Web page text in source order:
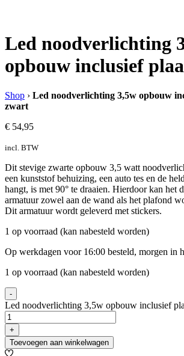
Led noodverlichting
opbouw inclusief
Shop › Led noodverlichting 3,5w opbouw
zwart
€ 54,95
incl. BTW
Dit stevige zwarte opbouw 3,5 watt
een kunststof behuizing, een auto tes en de
hangt, is met 90° te draaien. Hierdoor kan het
armatuur zowel aan de wand als het plafond
Dit armatuur wordt geleverd met stickers.
1 op voorraad (kan nabesteld worden)
Op werkdagen voor 16:00 besteld, morgen in
1 op voorraad (kan nabesteld worden)
-
Led noodverlichting 3,5w opbouw inclusief
+
Toevoegen aan winkelwagen